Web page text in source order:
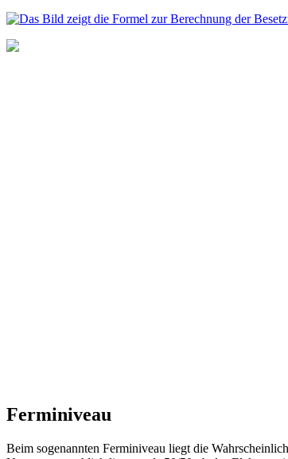
Ferminiveau
Beim sogenannten Ferminiveau liegt die